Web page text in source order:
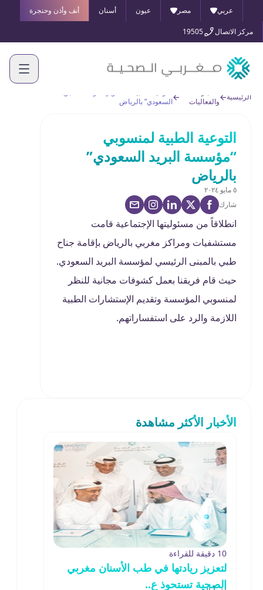
عربي مصر عيون أسنان أنف وأذن وحنجرة
مركز الاتصال 19505
الرئيسية
والفعاليات
السعودي” بالرياض
التوعية الطبية لمنسوبي
“مؤسسة البريد السعودي”
بالرياض
٥ مايو ٢٠٢٤
شارك
انطلاقاً من مسئوليتها الإجتماعية قامت
مستشفيات ومراكز مغربي بالرياض بإقامة جناح
طبي بالمبنى الرئيسي لمؤسسة البريد السعودي.
حيث قام فريقنا بعمل كشوفات مجانية للنظر
لمنسوبي المؤسسة وتقديم الإستشارات الطبية
اللازمة والرد على استفساراتهم.
الأخبار الأكثر مشاهدة
10 دقيقة للقراءة
لتعزيز ريادتها في طب الأسنان مغربي
الصحية تستحوذ ع..